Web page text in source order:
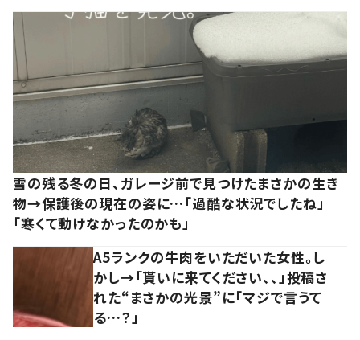
雪の残る冬の日、ガレージ前で見つけたまさかの生き
物→保護後の現在の姿に…「過酷な状況でしたね」
「寒くて動けなかったのかも」
A5ランクの牛肉をいただいた女性。し
かし→「貰いに来てください、、」投稿さ
れた“まさかの光景”に「マジで言うて
る…？」